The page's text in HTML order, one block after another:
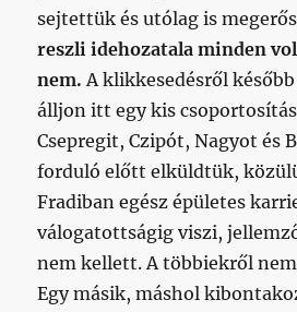
sejtettük és utólag is
reszli idehozatala minden
nem. A klikkesedésről
álljon itt egy kis
Csepregit, Czipót, Nagyot és
forduló előtt elküldtük,
Fradiban egész épületes
válogatottságig viszi,
nem kellett. A többiekről
Egy másik, máshol